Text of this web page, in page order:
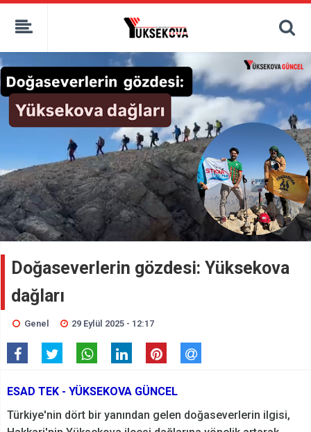
kaçak bahis
deneme bonusu
canlı bahis siteleri
deneme bonusu veren siteler
bahis siteleri
porno izle
Doğaseverlerin gözdesi: Yüksekova
dağları
Genel 29 Eylül 2025 - 12:17
ESAD TEK - YÜKSEKOVA GÜNCEL
Türkiye'nin dört bir yanından gelen doğaseverlerin ilgisi,